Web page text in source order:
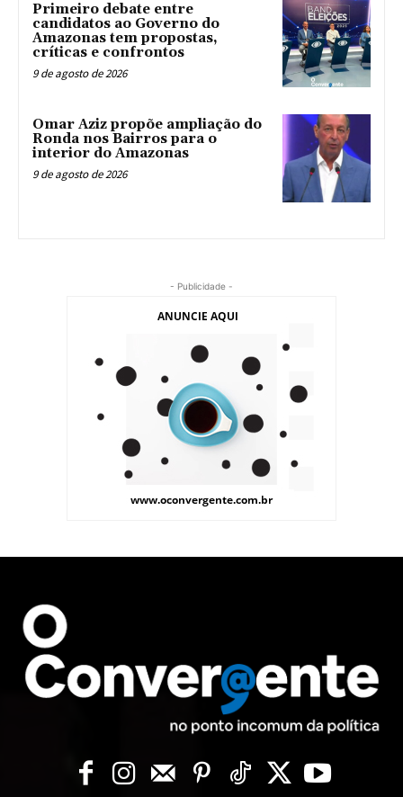
Primeiro debate entre
candidatos ao Governo do
Amazonas tem propostas,
críticas e confrontos
9 de agosto de 2026
Omar Aziz propõe ampliação do
Ronda nos Bairros para o
interior do Amazonas
9 de agosto de 2026
- Publicidade -